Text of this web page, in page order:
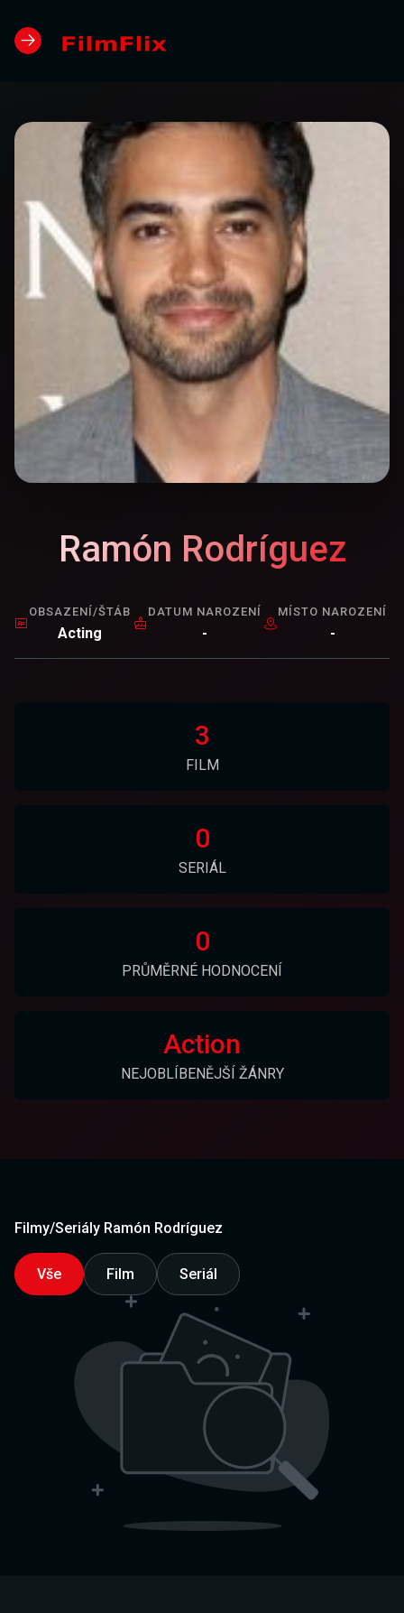
Ramón Rodríguez
OBSAZENÍ/ŠTÁB
Acting
DATUM NAROZENÍ
-
MÍSTO NAROZENÍ
-
3
FILM
0
SERIÁL
0
PRŮMĚRNÉ HODNOCENÍ
Action
NEJOBLÍBENĚJŠÍ ŽÁNRY
Filmy/Seriály Ramón Rodríguez
Vše Film Seriál